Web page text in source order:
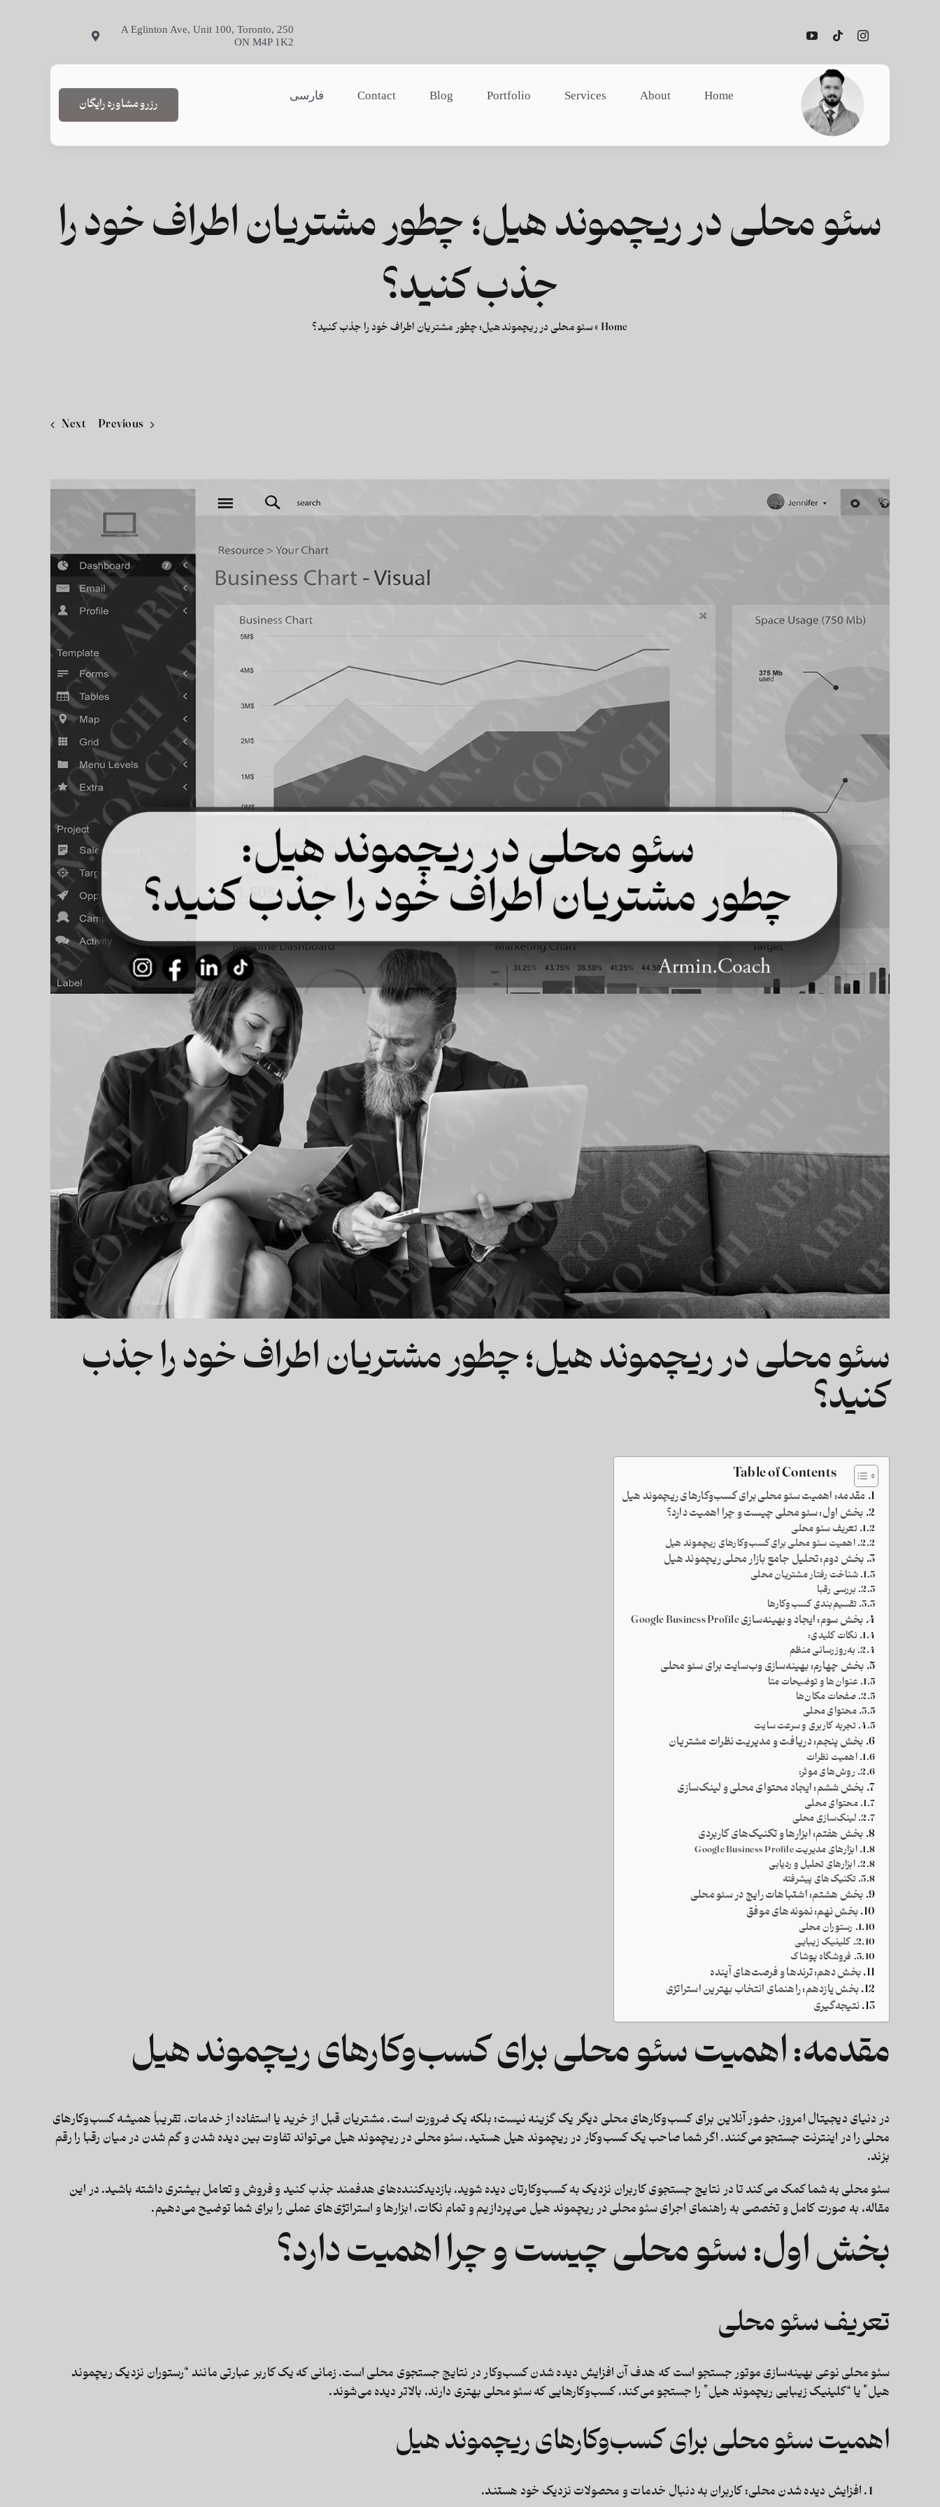
250 A Eglinton Ave, Unit 100, Toronto,
ON M4P 1K2
Home
About
Services
Portfolio
Blog
Contact فارسی
رزرو مشاوره رایگان
سئو محلی در ریچموند هیل؛ چطور مشتریان اطراف خود را
جذب کنید؟
Home
»سئو محلی در ریچموند هیل؛ چطور مشتریان اطراف خود را جذب کنید؟
Previous
Next
View
Larger
سئو محلی در ریچموند هیل؛ چطور مشتریان اطراف خود را جذب
کنید؟
Table of Contents
مقدمه: اهمیت سئو محلی برای کسب‌وکارهای ریچموند هیل
بخش اول: سئو محلی چیست و چرا اهمیت دارد؟
تعریف سئو محلی
اهمیت سئو محلی برای کسب‌وکارهای ریچموند هیل
بخش دوم: تحلیل جامع بازار محلی ریچموند هیل
شناخت رفتار مشتریان محلی
بررسی رقبا
تقسیم‌بندی کسب‌وکارها
بخش سوم: ایجاد و بهینه‌سازی Google Business Profile
نکات کلیدی:
به‌روزرسانی منظم
بخش چهارم: بهینه‌سازی وب‌سایت برای سئو محلی
عنوان‌ها و توضیحات متا
صفحات مکان‌ها
محتوای محلی
تجربه کاربری و سرعت سایت
بخش پنجم: دریافت و مدیریت نظرات مشتریان
اهمیت نظرات
روش‌های موثر:
بخش ششم: ایجاد محتوای محلی و لینک‌سازی
محتوای محلی
لینک‌سازی محلی
بخش هفتم: ابزارها و تکنیک‌های کاربردی
ابزارهای مدیریت Google Business Profile
ابزارهای تحلیل و ردیابی
تکنیک‌های پیشرفته
بخش هشتم: اشتباهات رایج در سئو محلی
بخش نهم: نمونه‌های موفق
رستوران محلی
کلینیک زیبایی
فروشگاه پوشاک
بخش دهم: ترندها و فرصت‌های آینده
بخش یازدهم: راهنمای انتخاب بهترین استراتژی
نتیجه‌گیری
مقدمه: اهمیت سئو محلی برای کسب‌وکارهای ریچموند هیل
در دنیای دیجیتال امروز، حضور آنلاین برای کسب‌وکارهای محلی دیگر یک گزینه نیست؛ بلکه یک ضرورت است. مشتریان قبل از خرید یا استفاده از خدمات، تقریباً همیشه کسب‌وکارهای
محلی را در اینترنت جستجو می‌کنند. اگر شما صاحب یک کسب‌وکار در ریچموند هیل هستید،سئو محلی در ریچموند هیل می‌تواند تفاوت بین دیده شدن و گم شدن در میان رقبا را رقم
بزند.
سئو محلی به شما کمک می‌کند تا در نتایج جستجوی کاربران نزدیک به کسب‌وکارتان دیده شوید، بازدیدکننده‌های هدفمند جذب کنید و فروش و تعامل بیشتری داشته باشید. در این
مقاله، به صورت کامل و تخصصی به راهنمای اجرای سئو محلی در ریچموند هیل می‌پردازیم و تمام نکات، ابزارها و استراتژی‌های عملی را برای شما توضیح می‌دهیم.
بخش اول: سئو محلی چیست و چرا اهمیت دارد؟
تعریف سئو محلی
سئو محلی نوعی بهینه‌سازی موتور جستجو است که هدف آنافزایش دیده شدن کسب‌وکار در نتایج جستجوی محلیاست. زمانی که یک کاربر عبارتی مانند “رستوران نزدیک ریچموند
هیل” یا “کلینیک زیبایی ریچموند هیل” را جستجو می‌کند، کسب‌وکارهایی که سئو محلی بهتری دارند، بالاتر دیده می‌شوند.
اهمیت سئو محلی برای کسب‌وکارهای ریچموند هیل
افزایش دیده شدن محلی:کاربران به دنبال خدمات و محصولات نزدیک خود هستند.